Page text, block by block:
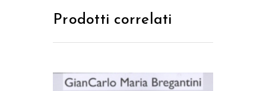
Prodotti correlati